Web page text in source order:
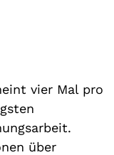
vier Mal pro
über